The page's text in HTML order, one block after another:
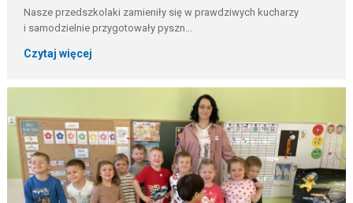
Nasze przedszkolaki zamieniły się w prawdziwych kucharzy
i samodzielnie przygotowały pyszn...
Czytaj więcej